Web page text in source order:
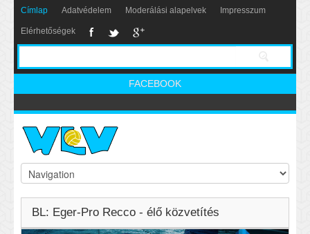
Címlap Adatvédelem Moderálási alapelvek Impresszum
Elérhetőségek
FACEBOOK
BL: Eger-Pro Recco - élő közvetítés